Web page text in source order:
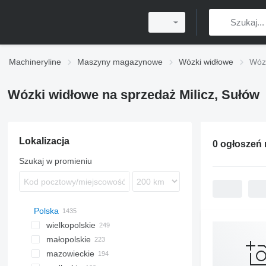
Machineryline Maszyny magazynowe Wózki widłowe
Wózki widłowe na sprzedaż Milicz, Sułów
Lokalizacja
Szukaj w promieniu
Polska
wielkopolskie
Poznań
Wrzesnia
małopolskie
Kraków
mazowieckie
0